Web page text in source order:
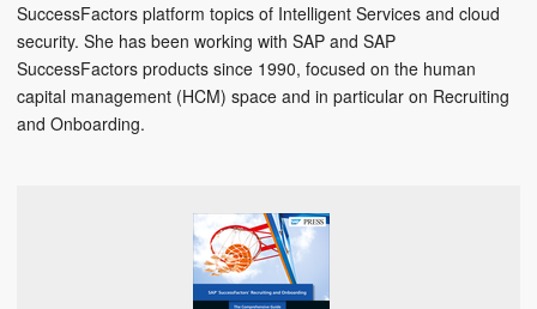
SuccessFactors platform topics of Intelligent Services and cloud
security. She has been working with SAP and SAP
SuccessFactors products since 1990, focused on the human
capital management (HCM) space and in particular on Recruiting
and Onboarding.